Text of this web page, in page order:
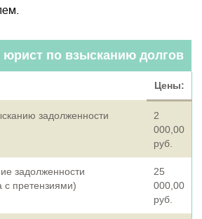
юрист по взысканию долгов
Цены:
задолженности
2
000,00
руб.
задолженности
с претензиями)
25
000,00
руб.